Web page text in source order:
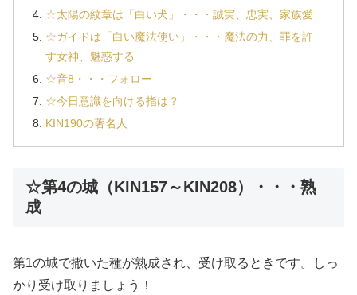
☆太陽の紋章は「白い犬」・・・誠実、忠実、家族愛
☆ガイドは「白い魔法使い」・・・魔法の力、罪を許
す女神、魅惑する
☆音8・・・フォロー
☆今日意識を向ける指は？
KIN190の著名人
☆第4の城（KIN157～KIN208）・・・熟
成
第1の城で撒いた種が熟成され、受け取るときです。しっ
かり受け取りましょう！